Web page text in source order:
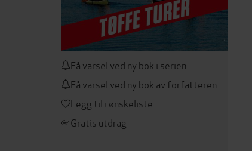
Få varsel ved ny bok i serien
Få varsel ved ny bok av forfatteren
Legg til i ønskeliste
Gratis utdrag